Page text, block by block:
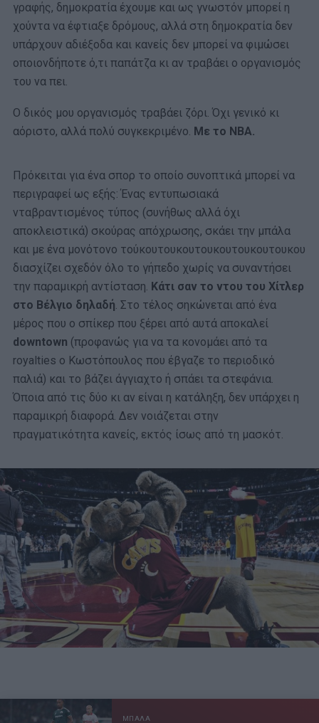
γραφής, δημοκρατία έχουμε και ως γνωστόν μπορεί η
χούντα να έφτιαξε δρόμους, αλλά στη δημοκρατία δεν
υπάρχουν αδιέξοδα και κανείς δεν μπορεί να φιμώσει
οποιονδήποτε ό,τι παπάτζα κι αν τραβάει ο οργανισμός
του να πει.
Ο δικός μου οργανισμός τραβάει ζόρι. Όχι γενικό κι
αόριστο, αλλά πολύ συγκεκριμένο. Με το NBA.
Πρόκειται για ένα σπορ το οποίο συνοπτικά μπορεί να
περιγραφεί ως εξής: Ένας εντυπωσιακά
νταβραντισμένος τύπος (συνήθως αλλά όχι
αποκλειστικά) σκούρας απόχρωσης, σκάει την μπάλα
και με ένα μονότονο τούκουτουκουτουκουτουκουτουκου
διασχίζει σχεδόν όλο το γήπεδο χωρίς να συναντήσει
την παραμικρή αντίσταση. Κάτι σαν το ντου του Χίτλερ
στο Βέλγιο δηλαδή. Στο τέλος σηκώνεται από ένα
μέρος που ο σπίκερ που ξέρει από αυτά αποκαλεί
downtown (προφανώς για να τα κονομάει από τα
royalties ο Κωστόπουλος που έβγαζε το περιοδικό
παλιά) και το βάζει άγγιαχτο ή σπάει τα στεφάνια.
Όποια από τις δύο κι αν είναι η κατάληξη, δεν υπάρχει η
παραμικρή διαφορά. Δεν νοιάζεται στην
πραγματικότητα κανείς, εκτός ίσως από τη μασκότ.
ΜΠΑΛΑ